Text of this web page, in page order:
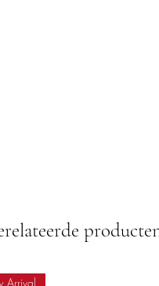
Arrival